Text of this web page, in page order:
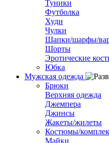
Туники
Футболка
Худи
Чулки
Шапки/шарфы/
Шорты
Эротические
Юбка
Мужская одежда
Брюки
Верхняя одежда
Джемпера
Джинсы
Жакеты/жилеты
Костюмы/
Майки